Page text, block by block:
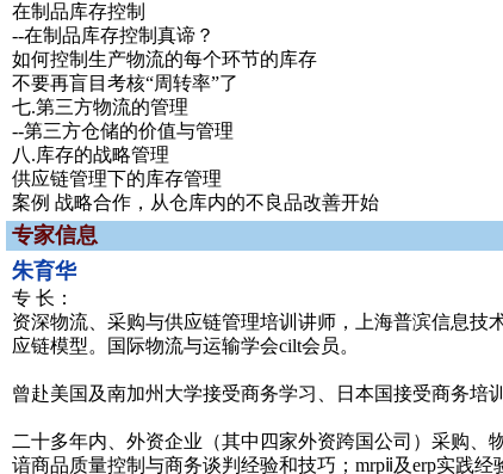
在制品库存控制
--在制品库存控制真谛？
如何控制生产物流的每个环节的库存
不要再盲目考核“周转率”了
七.第三方物流的管理
--第三方仓储的价值与管理
八.库存的战略管理
供应链管理下的库存管理
案例 战略合作，从仓库内的不良品改善开始
专家信息
朱育华
专 长：
资深物流、采购与供应链管理培训讲师，上海普滨信息技
应链模型。国际物流与运输学会cilt会员。
曾赴美国及南加州大学接受商务学习、日本国接受商务培训
二十多年内、外资企业（其中四家外资跨国公司）采购
谙商品质量控制与商务谈判经验和技巧；mrpⅱ及erp实践经